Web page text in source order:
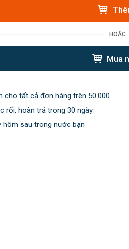
HOẶC
Mua
cho tất cả đơn hàng trên 50.000
rối, hoàn trả trong 30 ngày
hôm sau trong nước bạn